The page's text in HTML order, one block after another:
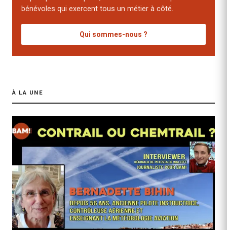
bénévoles qui exercent tous un métier à côté.
Qui sommes-nous ?
À LA UNE